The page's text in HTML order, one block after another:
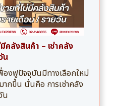
คลังสินค้า – เช่าคลัง
น
องฟูปัจจุบันมีทางเลือกใหม่
กขึ้น นั่นคือ การเช่าคลัง
น